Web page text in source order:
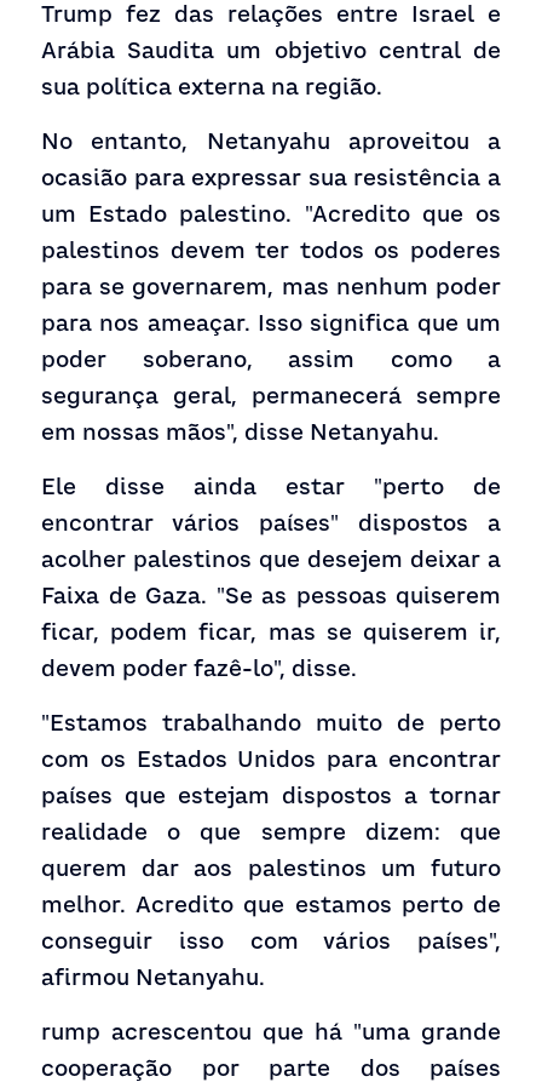
Trump fez das relações entre Israel e
Arábia Saudita um objetivo central de
sua política externa na região.
No entanto, Netanyahu aproveitou a
ocasião para expressar sua resistência a
um Estado palestino. "Acredito que os
palestinos devem ter todos os poderes
para se governarem, mas nenhum poder
para nos ameaçar. Isso significa que um
poder soberano, assim como a
segurança geral, permanecerá sempre
em nossas mãos", disse Netanyahu.
Ele disse ainda estar "perto de
encontrar vários países" dispostos a
acolher palestinos que desejem deixar a
Faixa de Gaza. "Se as pessoas quiserem
ficar, podem ficar, mas se quiserem ir,
devem poder fazê-lo", disse.
"Estamos trabalhando muito de perto
com os Estados Unidos para encontrar
países que estejam dispostos a tornar
realidade o que sempre dizem: que
querem dar aos palestinos um futuro
melhor. Acredito que estamos perto de
conseguir isso com vários países",
afirmou Netanyahu.
rump acrescentou que há "uma grande
cooperação por parte dos países